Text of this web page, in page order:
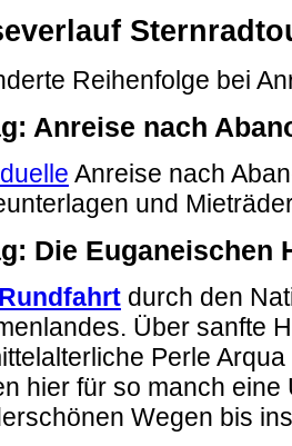
Reihenfolge bei
Anreise nach
Anreise nach
und
Die Euganeischen
durch den
Über sanfte
Perle
hier für so manch
Wegen bis